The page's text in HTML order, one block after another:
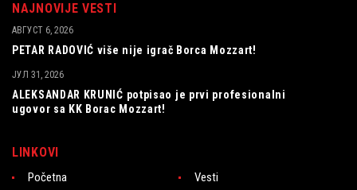
NAJNOVIJE VESTI
PETAR RADOVIĆ više nije igrač Borca Mozzart!
АВГУСТ 6, 2026
ALEKSANDAR KRUNIĆ potpisao je prvi profesionalni
ugovor sa KK Borac Mozzart!
ЈУЛ 31, 2026
LINKOVI
Početna
Vesti